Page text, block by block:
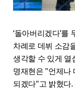
‘돌아버리겠다’를
차례로 데뷔 소감
생각할 수 있게 열
명재현은 "언제나
되겠다"고 밝혔다